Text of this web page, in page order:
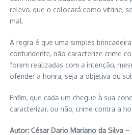
relevo, que o colocará como vitrine,
mal.
A regra é que uma simples
contundente, não caracterize crime
forem realizadas com a intenção,
ofender a honra, seja a objetiva ou
Enfim, que cada um chegue à sua
caracterizar, ou não, crime contra a
Autor: César Dario Mariano da Silva